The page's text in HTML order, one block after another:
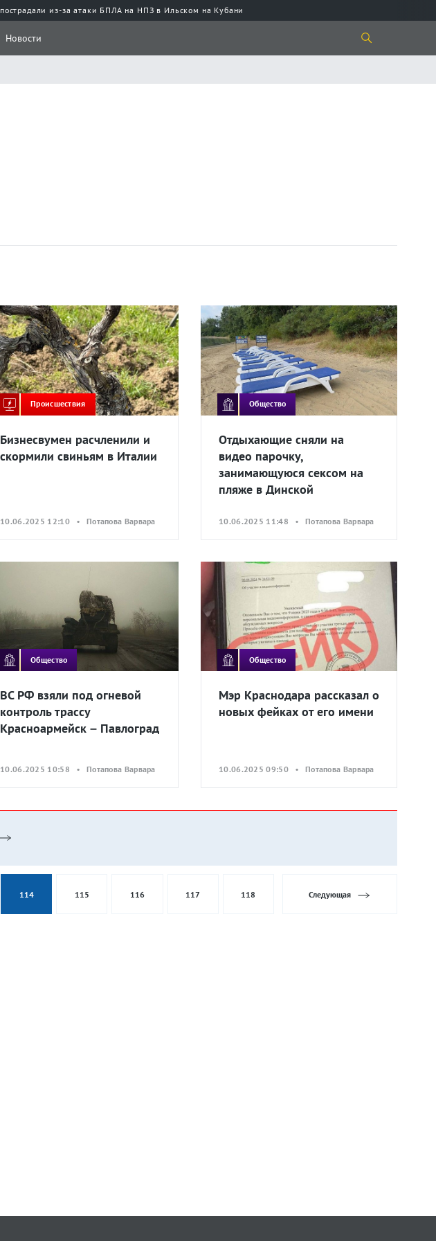
из-за атаки БПЛА на НПЗ в Ильском на Кубани
Новости
Происшествия
Бизнесвумен расчленили и
скормили свиньям в Италии
10.06.2025 12:10 • Потапова Варвара
Общество
Отдыхающие сняли на
видео парочку,
занимающуюся сексом на
пляже в Динской
10.06.2025 11:48 • Потапова Варвара
Общество
ВС РФ взяли под огневой
контроль трассу
Красноармейск – Павлоград
10.06.2025 10:58 • Потапова Варвара
Общество
Мэр Краснодара рассказал о
новых фейках от его имени
10.06.2025 09:50 • Потапова Варвара
114 115 116 117 118 Следующая